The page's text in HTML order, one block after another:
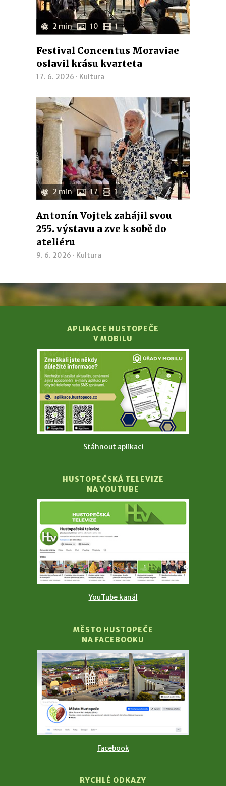
2 min 10 1
Festival Concentus Moraviae
oslavil krásu kvarteta
17. 6. 2026 · Kultura
2 min 17 1
Antonín Vojtek zahájil svou
255. výstavu a zve k sobě do
ateliéru
9. 6. 2026 · Kultura
APLIKACE HUSTOPEČE
V MOBILU
Stáhnout aplikaci
HUSTOPEČSKÁ TELEVIZE
NA YOUTUBE
YouTube kanál
MĚSTO HUSTOPEČE
NA FACEBOOKU
Facebook
RYCHLÉ ODKAZY